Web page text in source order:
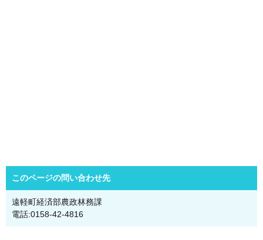
このページの問い合わせ先
遠軽町経済部農政林務課
電話:0158-42-4816